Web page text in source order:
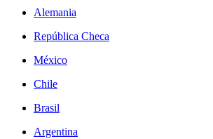
Alemania
República Checa
México
Chile
Brasil
Argentina